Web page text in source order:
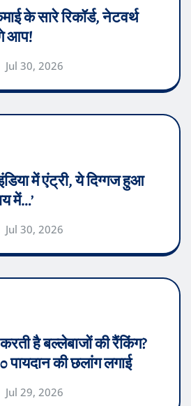
के सारे रिकॉर्ड, नेटवर्थ
आप!
Jul 30, 2026
में एंट्री, ये दिग्गज हुआ
में…’
Jul 30, 2026
है बल्लेबाजों की रैंकिंग?
पायदान की छलांग लगाई
Jul 29, 2026